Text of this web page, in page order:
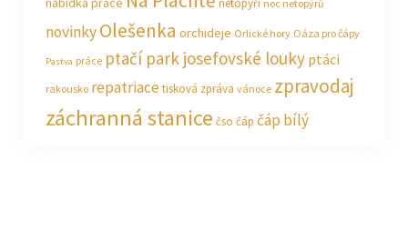
noc netopýrů
novinkyOlešenka orchideje Orlické hory Oáza pro čápy
Pastva práce ptačí park josefovské louky ptáci
rakousko repatriacetisková zpráva vánoce zpravodaj
záchranná stanice čso čáp čáp bílý